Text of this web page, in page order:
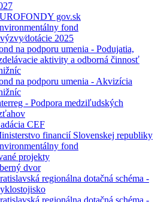
gov.sk
fond
2025
na podporu umenia - Podujatia,
aktivity a odborná činnosť
na podporu umenia - Akvizícia
- Podpora medziľudských
CEF
financií Slovenskej republiky
fond
projekty
dvor
regionálna dotačná schéma -
regionálna dotačná schéma -